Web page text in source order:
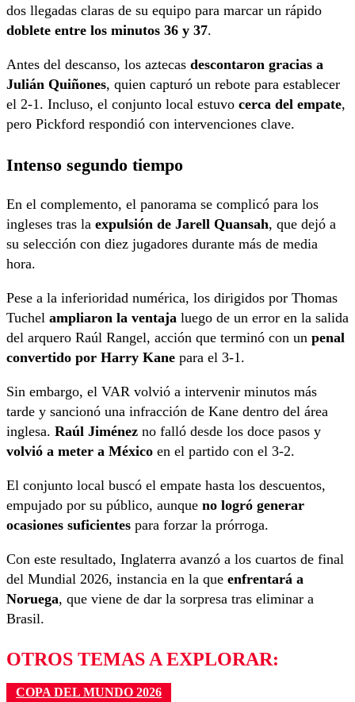
dos llegadas claras de su equipo para marcar un rápido
doblete entre los minutos 36 y 37.
Antes del descanso, los aztecas descontaron gracias a
Julián Quiñones, quien capturó un rebote para establecer
el 2-1. Incluso, el conjunto local estuvo cerca del empate,
pero Pickford respondió con intervenciones clave.
Intenso segundo tiempo
En el complemento, el panorama se complicó para los
ingleses tras la expulsión de Jarell Quansah, que dejó a
su selección con diez jugadores durante más de media
hora.
Pese a la inferioridad numérica, los dirigidos por Thomas
Tuchel ampliaron la ventaja luego de un error en la salida
del arquero Raúl Rangel, acción que terminó con un penal
convertido por Harry Kane para el 3-1.
Sin embargo, el VAR volvió a intervenir minutos más
tarde y sancionó una infracción de Kane dentro del área
inglesa. Raúl Jiménez no falló desde los doce pasos y
volvió a meter a México en el partido con el 3-2.
El conjunto local buscó el empate hasta los descuentos,
empujado por su público, aunque no logró generar
ocasiones suficientes para forzar la prórroga.
Con este resultado, Inglaterra avanzó a los cuartos de final
del Mundial 2026, instancia en la que enfrentará a
Noruega, que viene de dar la sorpresa tras eliminar a
Brasil.
OTROS TEMAS A EXPLORAR:
COPA DEL MUNDO 2026